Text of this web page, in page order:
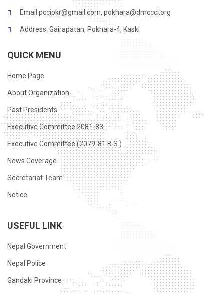
Email:pccipkr@gmail.com, pokhara@dmccci.org
Address: Gairapatan, Pokhara-4, Kaski
QUICK MENU
Home Page
About Organization
Past Presidents
Executive Committee 2081-83
Executive Committee (2079-81 B.S.)
News Coverage
Secretariat Team
Notice
USEFUL LINK
Nepal Government
Nepal Police
Gandaki Province